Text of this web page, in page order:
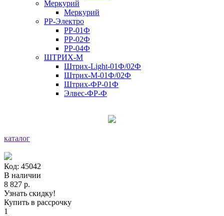
Меркурий
Меркурий
РР-Электро
РР-01Ф
РР-02Ф
РР-04Ф
ШТРИХ-М
Штрих-Light-01Ф/02Ф
Штрих-М-01Ф/02Ф
Штрих-ФР-01Ф
Элвес-ФР-Ф
каталог
Код: 45042
В наличии
8 827 р.
Узнать скидку!
Купить в рассрочку
1